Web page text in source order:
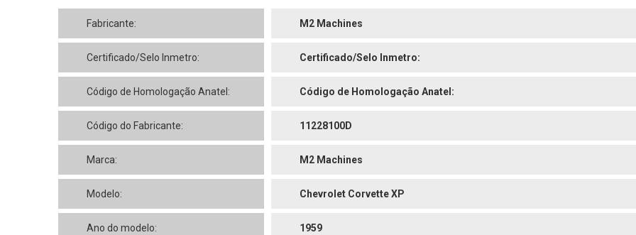
Fabricante: M2 Machines
Certificado/Selo Inmetro: Certificado/Selo Inmetro:
Código de Homologação Anatel: Código de Homologação Anatel:
Código do Fabricante: 11228100D
Marca: M2 Machines
Modelo: Chevrolet Corvette XP
Ano do modelo: 1959